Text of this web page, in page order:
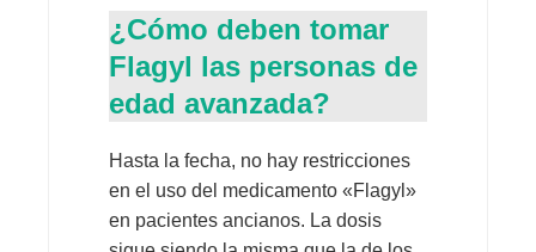
¿Cómo deben tomar
Flagyl las personas de
edad avanzada?
Hasta la fecha, no hay restricciones
en el uso del medicamento «Flagyl»
en pacientes ancianos. La dosis